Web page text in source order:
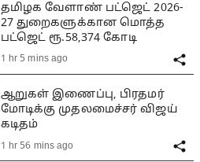
தமிழக வேளாண் பட்ஜெட் 2026-
27 துறைகளுக்கான மொத்த
பட்ஜெட் ரூ.58,374 கோடி
1 hr 5 mins ago
ஆறுகள் இணைப்பு, பிரதமர்
மோடிக்கு முதலமைச்சர் விஜய்
கடிதம்
1 hr 56 mins ago